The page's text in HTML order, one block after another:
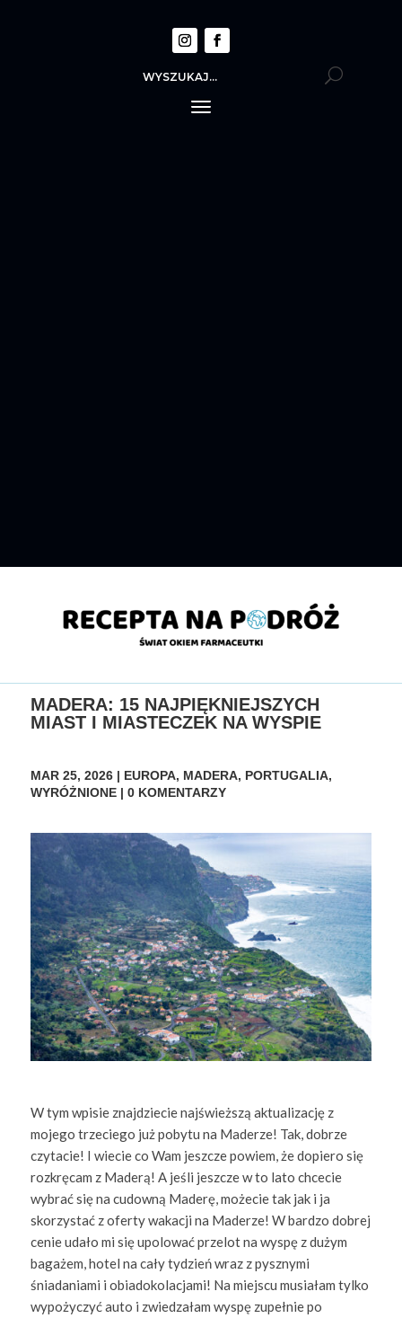
MADERA: 15 NAJPIĘKNIEJSZYCH
MIAST I MIASTECZEK NA WYSPIE
MAR 25, 2026| EUROPA, MADERA, PORTUGALIA,
WYRÓŻNIONE| 0 KOMENTARZY
W tym wpisie znajdziecie najświeższą aktualizację z
mojego trzeciego już pobytu na Maderze! Tak, dobrze
czytacie! I wiecie co Wam jeszcze powiem, że dopiero się
rozkręcam z Maderą! A jeśli jeszcze w to lato chcecie
wybrać się na cudowną Maderę, możecie tak jak i ja
skorzystać z oferty wakacji na Maderze! W bardzo dobrej
cenie udało mi się upolować przelot na wyspę z dużym
bagażem, hotel na cały tydzień wraz z pysznymi
śniadaniami i obiadokolacjami! Na miejscu musiałam tylko
wypożyczyć auto i zwiedzałam wyspę zupełnie po